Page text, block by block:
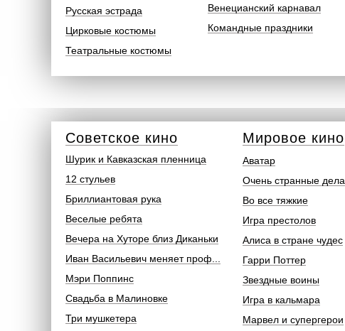
Русская эстрада
Цирковые костюмы
Театральные костюмы
Венецианский карнавал
Командные праздники
Советское кино
Шурик и Кавказская пленница
12 стульев
Бриллиантовая рука
Веселые ребята
Вечера на Хуторе близ Диканьки
Иван Васильевич меняет проф...
Мэри Поппинс
Свадьба в Малиновке
Три мушкетера
Мировое кино
Аватар
Очень странные дела
Во все тяжкие
Игра престолов
Алиса в стране чудес
Гарри Поттер
Звездные воины
Игра в кальмара
Марвел и супергерои